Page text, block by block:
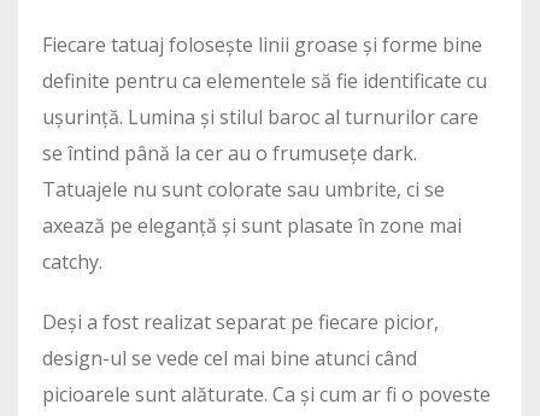
Fiecare tatuaj folosește linii groase și forme bine
definite pentru ca elementele să fie identificate cu
ușurință. Lumina și stilul baroc al turnurilor care
se întind până la cer au o frumusețe dark.
Tatuajele nu sunt colorate sau umbrite, ci se
axează pe eleganță și sunt plasate în zone mai
catchy.
Deși a fost realizat separat pe fiecare picior,
design-ul se vede cel mai bine atunci când
picioarele sunt alăturate. Ca și cum ar fi o poveste